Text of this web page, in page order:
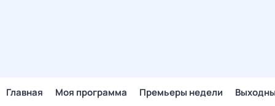
Главная Моя программа Премьеры недели